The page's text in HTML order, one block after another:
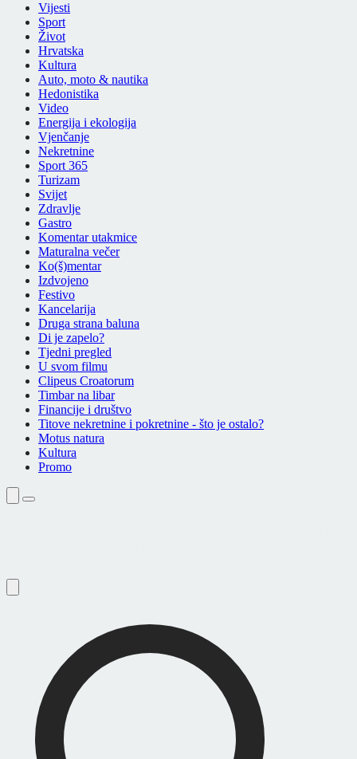
Vijesti
Sport
Život
Hrvatska
Kultura
Auto, moto & nautika
Hedonistika
Video
Energija i ekologija
Vjenčanje
Nekretnine
Sport 365
Turizam
Svijet
Zdravlje
Gastro
Komentar utakmice
Maturalna večer
Ko(š)mentar
Izdvojeno
Festivo
Kancelarija
Druga strana baluna
Di je zapelo?
Tjedni pregled
U svom filmu
Clipeus Croatorum
Timbar na libar
Financije i društvo
Titove nekretnine i pokretnine - što je ostalo?
Motus natura
Kultura
Promo